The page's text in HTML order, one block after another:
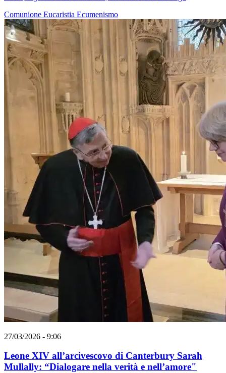
Comunione Eucaristia Ecumenismo
27/03/2026 - 9:06
Leone XIV all’arcivescovo di Canterbury Sarah
Mullally: “Dialogare nella verità e nell’amore"